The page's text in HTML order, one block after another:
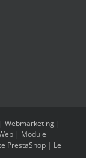
| Webmarketing|
| Module
PrestaShop | Le